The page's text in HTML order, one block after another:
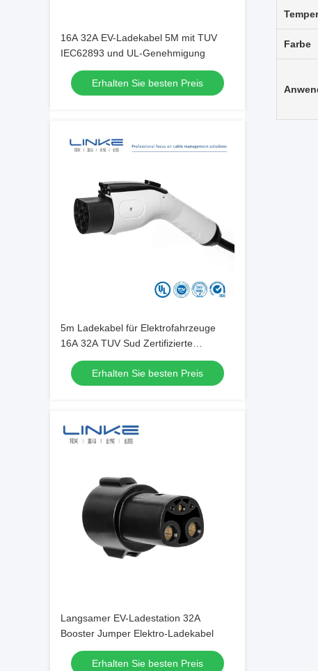
16A 32A EV-Ladekabel 5M mit TUV
IEC62893 und UL-Genehmigung
Erhalten Sie besten Preis
5m Ladekabel für Elektrofahrzeuge
16A 32A TUV Sud Zertifizierte
Wechselstromstation Stecker
Erhalten Sie besten Preis
Langsamer EV-Ladestation 32A
Booster Jumper Elektro-Ladekabel
Erhalten Sie besten Preis
Farbe